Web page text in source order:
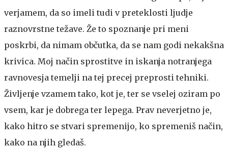
verjamem, da so imeli tudi v preteklosti ljudje
raznovrstne težave. Že to spoznanje pri meni
poskrbi, da nimam občutka, da se nam godi nekakšna
krivica. Moj način sprostitve in iskanja notranjega
ravnovesja temelji na tej precej preprosti tehniki.
Življenje vzamem tako, kot je, ter se vselej oziram po
vsem, kar je dobrega ter lepega. Prav neverjetno je,
kako hitro se stvari spremenijo, ko spremeniš način,
kako na njih gledaš.